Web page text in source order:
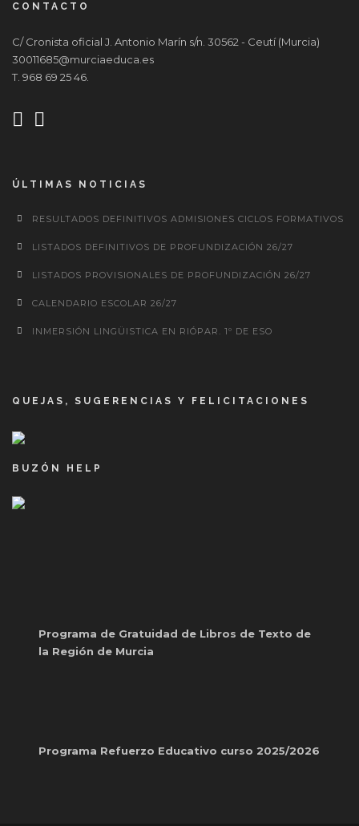
CONTACTO
C/ Cronista oficial J. Antonio Marín s/n. 30562 - Ceutí (Murcia)
30011685@murciaeduca.es
T. 968 69 25 46.
ÚLTIMAS NOTICIAS
RESULTADOS DEFINITIVOS ADMISIONES CICLOS FORMATIVOS
LISTADOS DEFINITIVOS DE PROFUNDIZACIÓN 26/27
LISTADOS PROVISIONALES DE PROFUNDIZACIÓN 26/27
CALENDARIO ESCOLAR 26/27
INMERSIÓN LINGÜISTICA EN RIÓPAR. 1º DE ESO
QUEJAS, SUGERENCIAS Y FELICITACIONES
BUZÓN HELP
Programa de Gratuidad de Libros de Texto de
la Región de Murcia
Programa Refuerzo Educativo curso 2025/2026